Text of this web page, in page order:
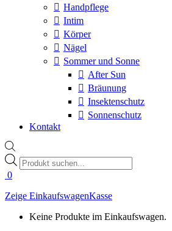
Handpflege
Intim
Körper
Nägel
Sommer und Sonne
After Sun
Bräunung
Insektenschutz
Sonnenschutz
Kontakt
Products
search
0
Zeige EinkaufswagenKasse
Keine Produkte im Einkaufswagen.